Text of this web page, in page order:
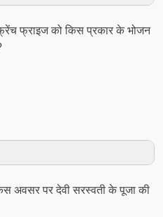
फ्राइज को किस प्रकार के भोजन
अवसर पर देवी सरस्वती के पूजा की